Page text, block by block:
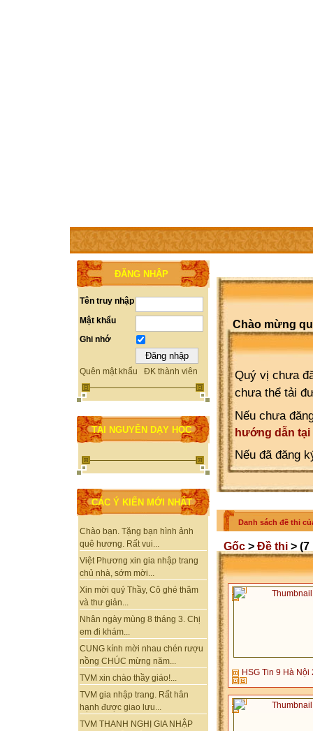
TRANG CHỦ THÀNH VIÊN TRỢ GIÚP WEBSITE
ĐĂNG NHẬP
Tên truy nhập
Mật khẩu
Ghi nhớ
Quên mật khẩu ĐK thành viên
TÀI NGUYÊN DẠY HỌC
CÁC Ý KIẾN MỚI NHẤT
Chào bạn. Tặng bạn hình ảnh
quê hương. Rất vui...
Việt Phương xin gia nhập trang
chủ nhà, sớm mời...
Xin mời quý Thầy, Cô ghé thăm
và thư giản...
Nhân ngày mùng 8 tháng 3. Chị
em đi khám...
CUNG kính mời nhau chén rượu
nồng CHÚC mừng năm...
TVM xin chào thầy giáo!...
TVM gia nhập trang. Rất hân
hạnh được giao lưu...
TVM THANH NGHỊ GIA NHẬP
Chào mừng
Quý vị chưa
chưa thể tải
Nếu chưa
hướng dẫn tại
Nếu đã đăng
Danh sách đề thi
Gốc > Đề thi > (7
HSG Tin 9 Hà Nội